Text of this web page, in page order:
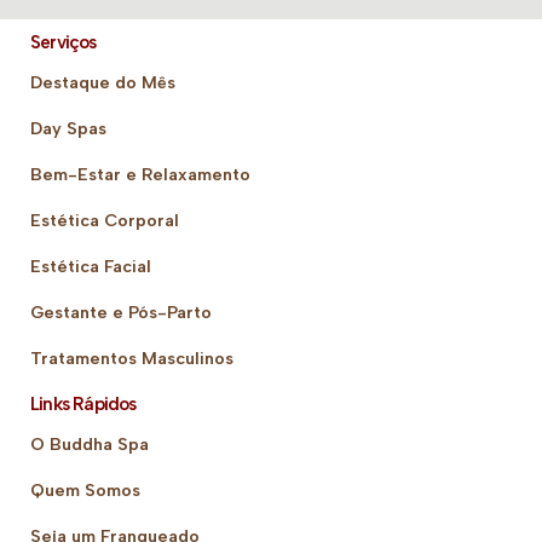
Serviços
Destaque do Mês
Day Spas
Bem-Estar e Relaxamento
Estética Corporal
Estética Facial
Gestante e Pós-Parto
Tratamentos Masculinos
Links Rápidos
O Buddha Spa
Quem Somos
Seja um Franqueado